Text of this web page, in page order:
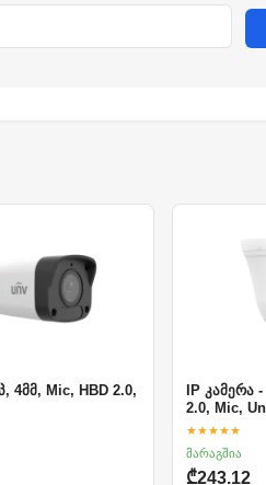
4მმ, Mic, HBD 2.0,
IP კამერა
2.0, Mic,
★★★★★
მარაგშია
₾243.12